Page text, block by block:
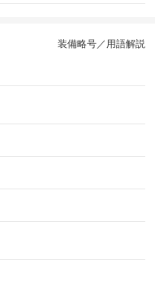
装備略号／用語解説